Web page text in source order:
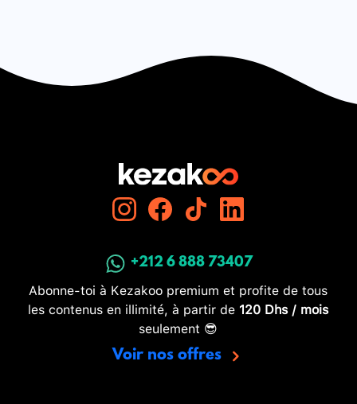
+212 6 888 73407
Abonne-toi à Kezakoo premium et profite de tous
les contenus en illimité, à partir de 120 Dhs / mois
seulement 😎
Voir nos offres